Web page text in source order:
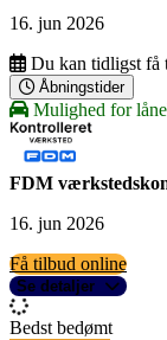
16. jun 2026
Du kan tidligst få
Åbningstider
Mulighed for
FDM
16. jun 2026
Få tilbud online
Se detaljer
Bedst bedømt